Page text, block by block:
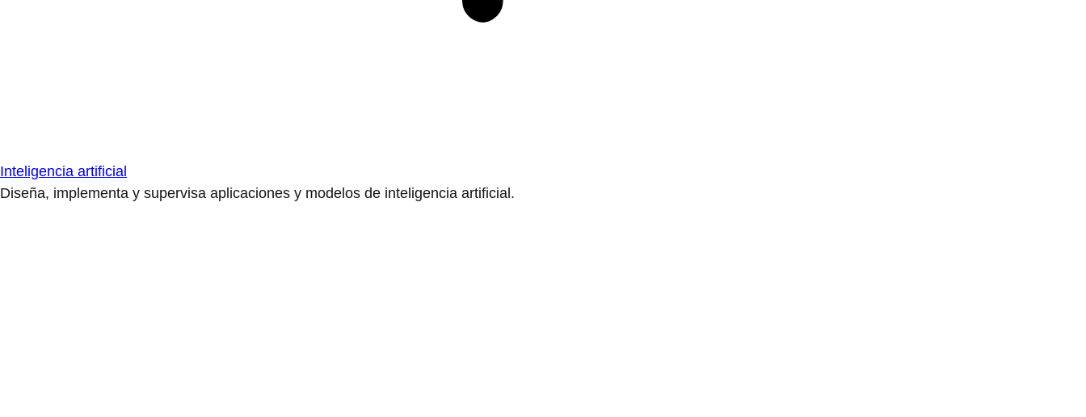
Inteligencia artificial
Diseña, implementa y supervisa aplicaciones y modelos de inteligencia artificial.